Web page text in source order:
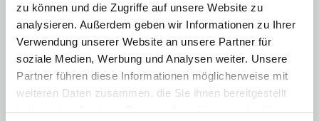
zu können und die Zugriffe auf unsere Website zu
analysieren. Außerdem geben wir Informationen zu Ihrer
Verwendung unserer Website an unsere Partner für
soziale Medien, Werbung und Analysen weiter. Unsere
Partner führen diese Informationen möglicherweise mit
weiteren Daten zusammen, die Sie ihnen bereitgestellt
haben oder die sie im Rahmen Ihrer Nutzung der Dienste
Verkehrszeichenerkennung mit Geschwindigkeitswarner
MULTI-SENSE mit Ambientebeleuchtung zur individuellen
Einstellung der Fahrzeugcharakteristik
Einparkhilfe vorne, hinten und seitlich
Mittelkonsole mit Staufach und Mittelarmlehne